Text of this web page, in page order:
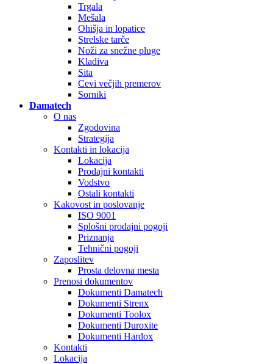
Trgala
Mešala
Ohišja in lopatice
Strelske tarče
Noži za snežne pluge
Kladiva
Sita
Cevi večjih premerov
Sorniki
Damatech
O nas
Zgodovina
Strategija
Kontakti in lokacija
Lokacija
Prodajni kontakti
Vodstvo
Ostali kontakti
Kakovost in poslovanje
ISO 9001
Splošni prodajni pogoji
Priznanja
Tehnični pogoji
Zaposlitev
Prosta delovna mesta
Prenosi dokumentov
Dokumenti Damatech
Dokumenti Strenx
Dokumenti Toolox
Dokumenti Duroxite
Dokumenti Hardox
Kontakti
Lokacija